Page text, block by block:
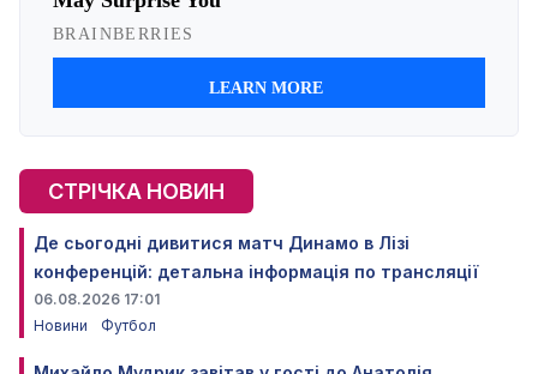
СТРІЧКА НОВИН
Де сьогодні дивитися матч Динамо в Лізі
конференцій: детальна інформація по трансляції
06.08.2026 17:01
Новини
Футбол